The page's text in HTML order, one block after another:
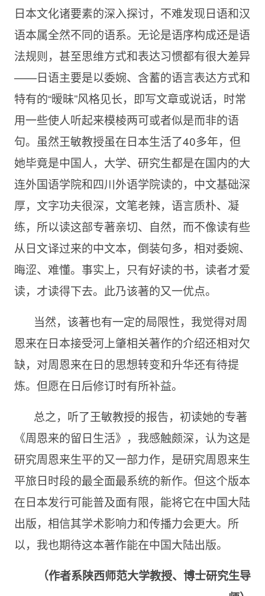
日本文化诸要素的深入探讨，不难发现日语和汉
语本属全然不同的语系。无论是语序构成还是语
法规则，甚至思维方式和表达习惯都有很大差异
——日语主要是以委婉、含蓄的语言表达方式和
特有的“暧昧”风格见长，即写文章或说话，时常
用一些使人听起来模棱两可或者似是而非的语
句。虽然王敏教授虽在日本生活了40多年，但
她毕竟是中国人，大学、研究生都是在国内的大
连外国语学院和四川外语学院读的，中文基础深
厚，文字功夫很深，文笔老辣，语言质朴、凝
练，所以读这部专著亲切、自然，而不像读有些
从日文译过来的中文本，倒装句多，相对委婉、
晦涩、难懂。事实上，只有好读的书，读者才爱
读，才读得下去。此乃该著的又一优点。
当然，该著也有一定的局限性，我觉得对周
恩来在日本接受河上肇相关著作的介绍还相对欠
缺，对周恩来在日的思想转变和升华还有待提
炼。但愿在日后修订时有所补益。
总之，听了王敏教授的报告，初读她的专著
《周恩来的留日生活》，我感触颇深，认为这是
研究周恩来生平的又一部力作，是研究周恩来生
平旅日时段的最全面最系统的新作。但这个版本
在日本发行可能普及面有限，能将它在中国大陆
出版，相信其学术影响力和传播力会更大。所
以，我也期待这本著作能在中国大陆出版。
（作者系陕西师范大学教授、博士研究生导